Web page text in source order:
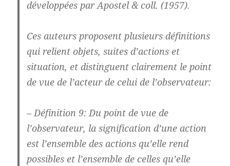
développées par Apostel & coll. (1957).
Ces auteurs proposent plusieurs définitions
qui relient objets, suites d’actions et
situation, et distinguent clairement le point
de vue de l’acteur de celui de l’observateur:
– Définition 9: Du point de vue de
l’observateur, la signification d’une action
est l’ensemble des actions qu’elle rend
possibles et l’ensemble de celles qu’elle